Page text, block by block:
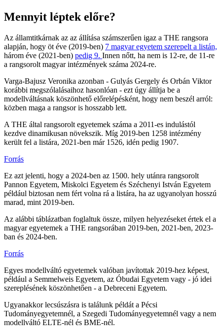
Mennyit léptek előre?
Az államtitkárnak az az állítása számszerűen igaz a THE rangsora
alapján, hogy öt éve (2019-ben) 7 magyar egyetem szerepelt a listán,
három éve (2021-ben) pedig 9. Innen nőtt, ha nem is 12-re, de 11-re
a rangsorolt magyar intézmények száma 2024-re.
Varga-Bajusz Veronika azonban - Gulyás Gergely és Orbán Viktor
korábbi megszólalásaihoz hasonlóan - ezt úgy állítja be a
modellváltásnak köszönhető előrelépésként, hogy nem beszél arról:
közben maga a rangsor is hosszabb lett.
A THE által rangsorolt egyetemek száma a 2011-es indulástól
kezdve dinamikusan növekszik. Míg 2019-ben 1258 intézmény
került fel a listára, 2021-ben már 1526, idén pedig 1907.
Forrás
Ez azt jelenti, hogy a 2024-ben az 1500. hely utánra rangsorolt
Pannon Egyetem, Miskolci Egyetem és Széchenyi István Egyetem
például biztosan nem fért volna rá a listára, ha az ugyanolyan hosszú
marad, mint 2019-ben.
Az alábbi táblázatban foglaltuk össze, milyen helyezéseket értek el a
magyar egyetemek a THE rangsorában 2019-ben, 2021-ben, 2023-
ban és 2024-ben.
Forrás
Egyes modellváltó egyetemek valóban javítottak 2019-hez képest,
például a Semmelweis Egyetem, az Óbudai Egyetem vagy - jó idei
szereplésének köszönhetően - a Debreceni Egyetem.
Ugyanakkor lecsúszásra is találunk példát a Pécsi
Tudományegyetemnél, a Szegedi Tudományegyetemnél vagy a nem
modellváltó ELTE-nél és BME-nél.